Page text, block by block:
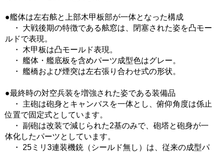
●艦体は左右舷と上部木甲板部が一体となった構成
・ 大戦後期の特徴である舷窓は、閉塞された姿を凸モー
ルドで表現。
・ 木甲板は凸モールド表現。
・ 艦体・艦底板を含めパーツ成型色はグレー。
・ 艦橋および煙突は左右張り合わせ式の形状。
●最終時の対空兵装を増強された姿である装備品
・ 主砲は砲身とキャンバスを一体とし、俯仰角度は係止
位置で固定式としています。
・ 副砲は改装で減じられた2基のみで、砲塔と砲身が一
体化したパーツとしています。
・ 25ミリ3連装機銃（シールド無し）は、従来の成型パ